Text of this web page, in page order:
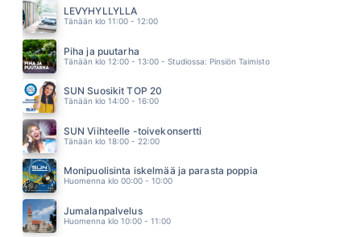
RUBEN GOMEZ
02.01
CHISU
01.57
LEVYHYLLYLLÄ
Tänään klo 11:00 - 12:00
Piha ja puutarha
Tänään klo 12:00 - 13:00 - Studiossa: Pinsiön Taimisto
SUN Suosikit TOP 20
Tänään klo 14:00 - 16:00
SUN Viihteelle -toivekonsertti
Tänään klo 18:00 - 22:00
Monipuolisinta iskelmää ja parasta poppia
Huomenna klo 00:00 - 10:00
Jumalanpalvelus
Huomenna klo 10:00 - 11:00